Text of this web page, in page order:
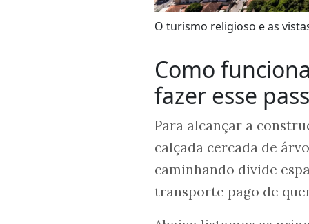
O turismo religioso e as
Como
fazer esse
Para alcançar a
calçada cercada de
caminhando divide
transporte pago de